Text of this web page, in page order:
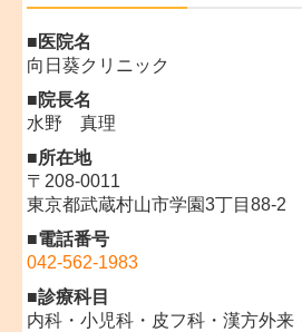
■医院名
向日葵クリニック
■院長名
水野 真理
■所在地
〒208-0011
東京都武蔵村山市学園3丁目88-2
■電話番号
042-562-1983
■診療科目
内科・小児科・皮フ科・漢方外来